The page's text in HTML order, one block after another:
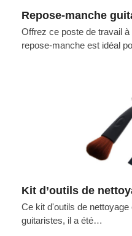
Repose-manche
Offrez ce poste de travail
repose-manche est idéal
Kit d’outils de
Ce kit d'outils de
guitaristes, il a été…